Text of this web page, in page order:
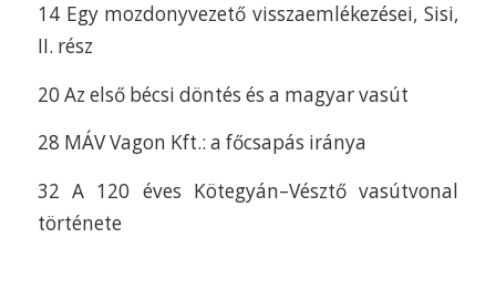
14 Egy mozdonyvezető visszaemlékezései, Sisi,
II. rész
20 Az első bécsi döntés és a magyar vasút
28 MÁV Vagon Kft.: a főcsapás iránya
32 A 120 éves Kötegyán–Vésztő vasútvonal
története